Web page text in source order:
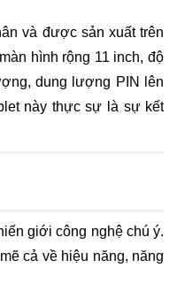
trên được tham khảo từ
và được sản xuất trên
hình rộng 11 inch, độ
dung lượng PIN lên
này thực sự là sự kết
giới công nghệ chú ý.
cả về hiệu năng, năng